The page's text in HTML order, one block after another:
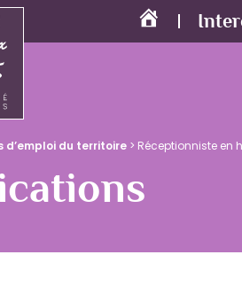
Accueil
d’emploi du territoire > Réceptionniste en